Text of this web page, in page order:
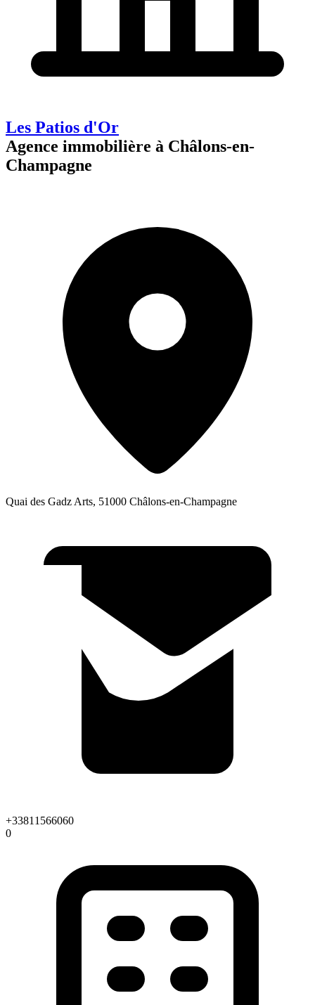
Les Patios d'Or
Agence immobilière à Châlons-en-
Champagne
Quai des Gadz Arts, 51000 Châlons-en-Champagne
+33811566060
0